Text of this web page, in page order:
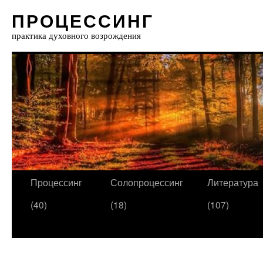
ПРОЦЕССИНГ
практика духовного возрождения
Процессинг
(40)
Солопроцессинг
(18)
Литература
(107)